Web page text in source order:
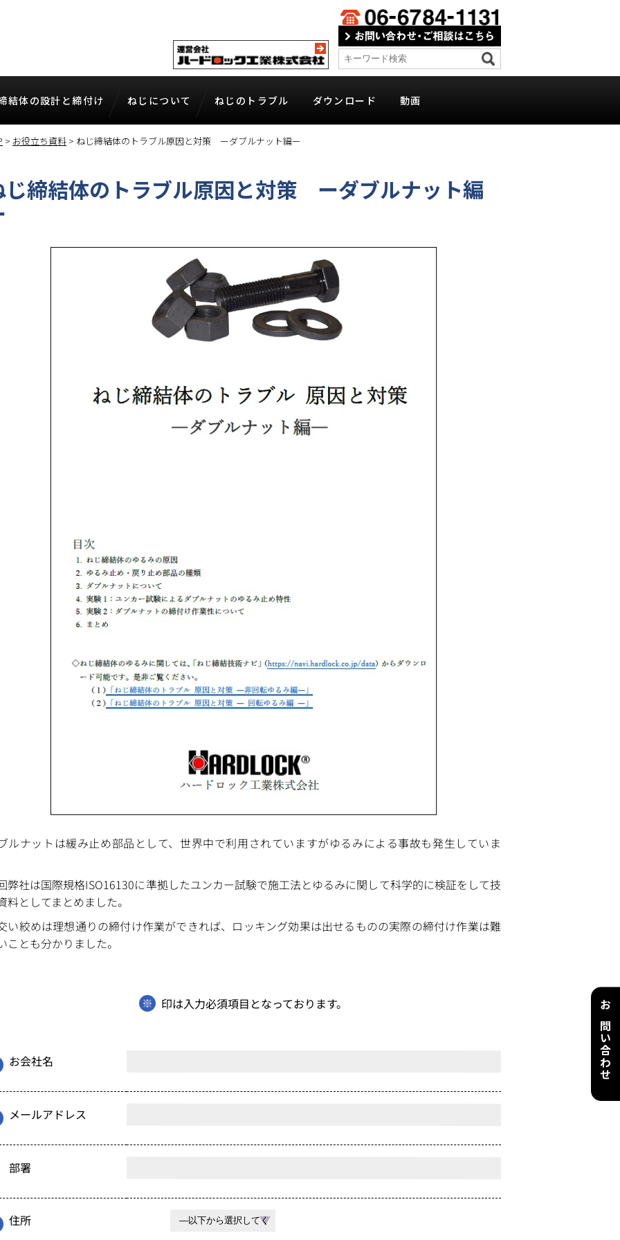
結体の設計と締付け
結体の設計と締付け
締結体の設計
の締付け方法
の締付け工具
ねじについて
ねじについて
ねじ部品の種類と使い方
材料
ねじのトラブル
ねじのトラブル
ねじ締付け後のトラブル
その他（トラブル）
ダウンロード 動画
お問い合わせ
> お役立ち資料 > ねじ締結体のトラブル原因と対策 ーダブルナット編ー
じ締結体のトラブル原因と対策 ーダブルナット編
ルナットは緩み止め部品として、世界中で利用されていますがゆるみによる事故も発生していま
弊社は国際規格ISO16130に準拠したユンカー試験で施工法とゆるみに関して科学的に検証をして技
料としてまとめました。
い絞めは理想通りの締付け作業ができれば、ロッキング効果は出せるものの実際の締付け作業は難
ことも分かりました。
印は入力必須項目となっております。
お会社名
メールアドレス
部署
住所 都道府県